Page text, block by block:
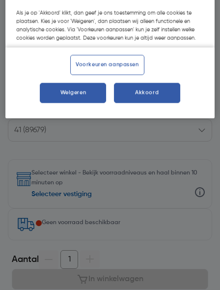
€ 8,82
Selecteer winkel - Bekijk voorraadniveaus en haal binnen 10
minuten op
Selecteer vestiging
Geen voorraad beschikbaar
Aantal
In winkelwagen
Als je op 'Akkoord' klikt, dan geef je ons toestemming om alle cookies te
plaatsen. Kies je voor 'Weigeren', dan plaatsen wij alleen functionele en
analytische cookies. Via 'Voorkeuren aanpassen' kun je zelf instellen welke
cookies worden geplaatst. Deze voorkeuren kun je altijd weer aanpassen.
Voorkeuren aanpassen
Weigeren Akkoord